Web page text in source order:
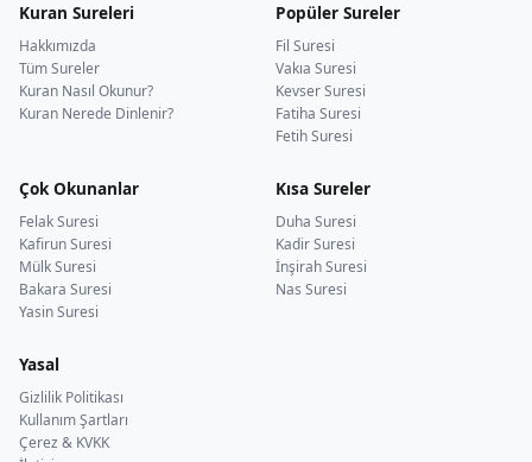
Kuran Sureleri
Hakkımızda
Tüm Sureler
Kuran Nasıl Okunur?
Kuran Nerede Dinlenir?
Popüler Sureler
Fil Suresi
Vakıa Suresi
Kevser Suresi
Fatiha Suresi
Fetih Suresi
Çok Okunanlar
Felak Suresi
Kafirun Suresi
Mülk Suresi
Bakara Suresi
Yasin Suresi
Kısa Sureler
Duha Suresi
Kadir Suresi
İnşirah Suresi
Nas Suresi
Yasal
Gizlilik Politikası
Kullanım Şartları
Çerez & KVKK